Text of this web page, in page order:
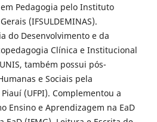
Pedagogia pelo Instituto
(IFSULDEMINAS).
do Desenvolvimento e da
Clínica e Institucional
também possui pós-
e Sociais pela
(UFPI). Complementou a
Ensino e Aprendizagem na EaD